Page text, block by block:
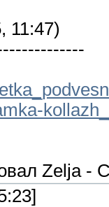
11:47)
Zelja-